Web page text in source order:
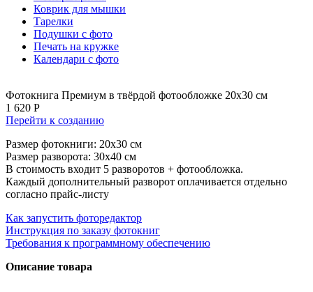
Коврик для мышки
Тарелки
Подушки с фото
Печать на кружке
Календари с фото
Фотокнига Премиум в твёрдой фотообложке 20х30 см
1 620 Р
Перейти к созданию
Размер фотокниги: 20x30 см
Размер разворота: 30х40 см
В стоимость входит 5 разворотов + фотообложка.
Каждый дополнительный разворот оплачивается отдельно
согласно прайс-листу
Как запустить фоторедактор
Инструкция по заказу фотокниг
Требования к программному обеспечению
Описание товара